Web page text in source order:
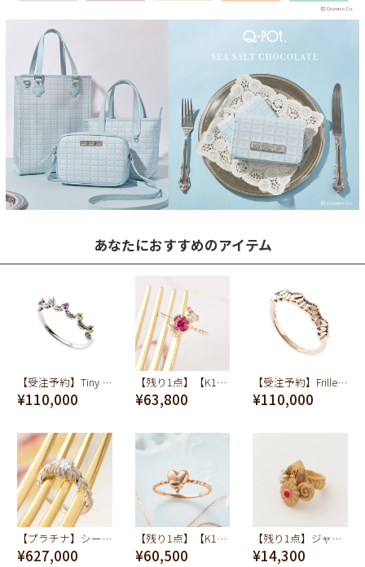
あなたにおすすめのアイテム
【受注予約】Tiny Mix Fruits Ring(K10-White Gold)
¥110,000
【残り1点】【K10】テディベア リング
¥63,800
【受注予約】Frilled Cream Ring(K10-Pink Gold)
¥110,000
【プラチナ】シークレットシュガー&ホイップ ダイヤモンド リング【オーダージュエリー】【受注予約】
¥627,000
【残り1点】【K10/Pink Gold】メルティーハート リング
¥60,500
【残り1点】ジャムトゥモロー リング
¥14,300